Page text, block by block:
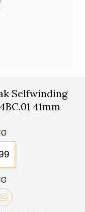
Selfwinding
41mm